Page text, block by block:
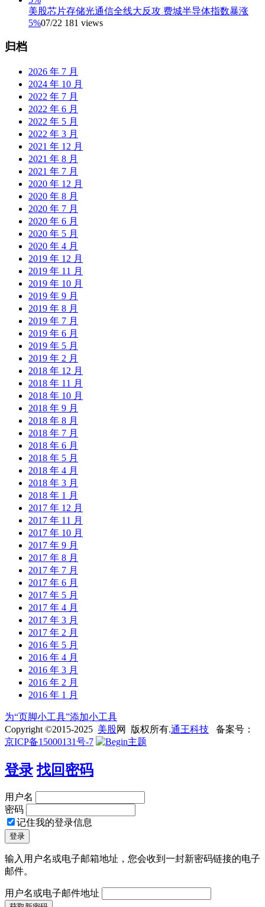
美股芯片存储光通信全线大反攻 费城半导体指数暴涨
5%07/22 181 views
归档
2026 年 7 月
2024 年 10 月
2022 年 7 月
2022 年 6 月
2022 年 5 月
2022 年 3 月
2021 年 12 月
2021 年 8 月
2021 年 7 月
2020 年 12 月
2020 年 8 月
2020 年 7 月
2020 年 6 月
2020 年 5 月
2020 年 4 月
2019 年 12 月
2019 年 11 月
2019 年 10 月
2019 年 9 月
2019 年 8 月
2019 年 7 月
2019 年 6 月
2019 年 5 月
2019 年 2 月
2018 年 12 月
2018 年 11 月
2018 年 10 月
2018 年 9 月
2018 年 8 月
2018 年 7 月
2018 年 6 月
2018 年 5 月
2018 年 4 月
2018 年 3 月
2018 年 1 月
2017 年 12 月
2017 年 11 月
2017 年 10 月
2017 年 9 月
2017 年 8 月
2017 年 7 月
2017 年 6 月
2017 年 5 月
2017 年 4 月
2017 年 3 月
2017 年 2 月
2016 年 5 月
2016 年 4 月
2016 年 3 月
2016 年 2 月
2016 年 1 月
为“页脚小工具”添加小工具
Copyright ©2015-2025 美股网 版权所有.通王科技 备案号：
京ICP备15000131号-7
登录 找回密码
用户名
密码
记住我的登录信息
输入用户名或电子邮箱地址，您会收到一封新密码链接的电子
邮件。
用户名或电子邮件地址